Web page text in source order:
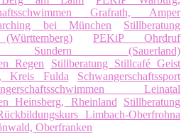
Grafrath, Amper
bei München
Stillberatung
PEKiP Ohrdruf
Sundern (Sauerland)
Regen
Stillberatung Stillcafé Geist
Kreis Fulda
Schwangerschaftssport
Leinatal
Heinsberg, Rheinland
Stillberatung
Limbach-Oberfrohna
Oberfranken